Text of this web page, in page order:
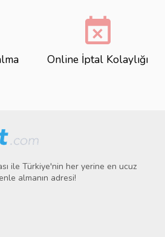
event_busy
Online İptal Kolaylığı
ile Türkiye'nin her yerine en ucuz
almanın adresi!